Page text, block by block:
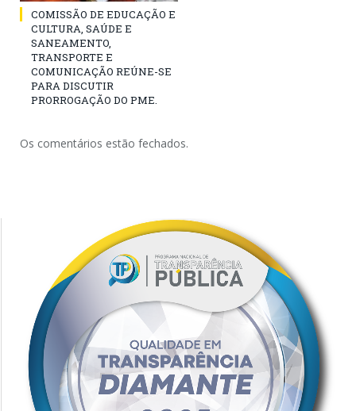
COMISSÃO DE EDUCAÇÃO E
CULTURA, SAÚDE E
SANEAMENTO,
TRANSPORTE E
COMUNICAÇÃO REÚNE-SE
PARA DISCUTIR
PRORROGAÇÃO DO PME.
Os comentários estão fechados.